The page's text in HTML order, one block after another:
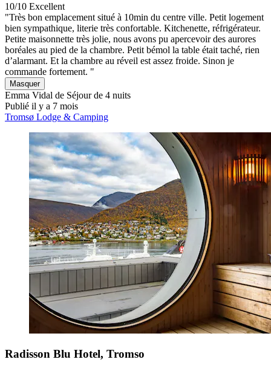
10/10 Excellent
"Très bon emplacement situé à 10min du centre ville. Petit logement
bien sympathique, literie très confortable. Kitchenette, réfrigérateur.
Petite maisonnette très jolie, nous avons pu apercevoir des aurores
boréales au pied de la chambre. Petit bémol la table était taché, rien
d’alarmant. Et la chambre au réveil est assez froide. Sinon je
commande fortement. "
Masquer
Emma Vidal de Séjour de 4 nuits
Publié il y a 7 mois
Tromsø Lodge & Camping
Radisson Blu Hotel, Tromso